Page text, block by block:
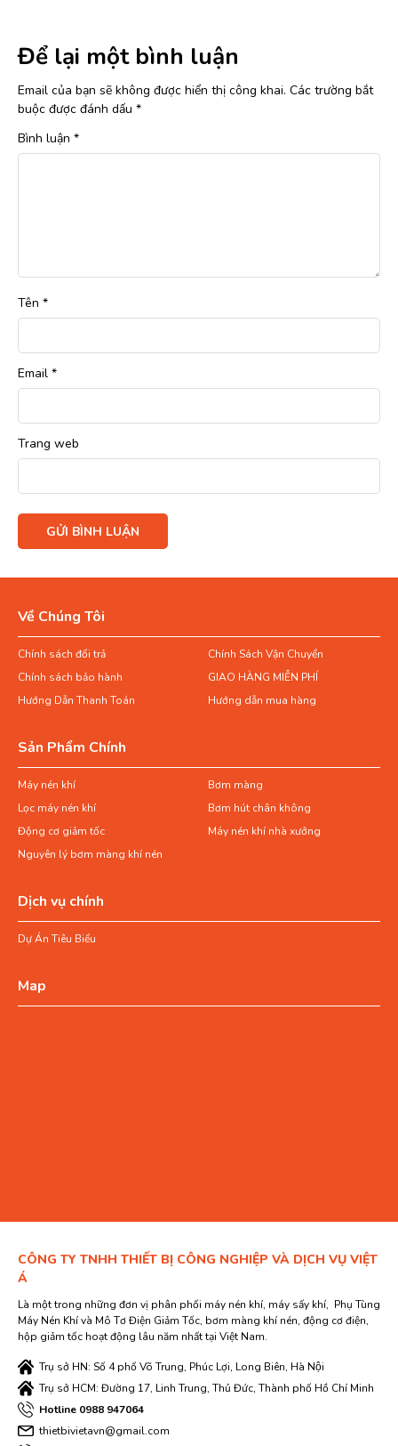
Để lại một bình luận
Email của bạn sẽ không được hiển thị công khai. Các trường bắt
buộc được đánh dấu *
Bình luận *
Tên *
Email *
Trang web
Về Chúng Tôi
Chính sách đổi trả
Chính Sách Vận Chuyển
Chính sách bảo hành
GIAO HÀNG MIỄN PHÍ
Hướng Dẫn Thanh Toán
Hướng dẫn mua hàng
Sản Phẩm Chính
Máy nén khí
Bơm màng
Lọc máy nén khí
Bơm hút chân không
Động cơ giảm tốc
Máy nén khí nhà xưởng
Nguyên lý bơm màng khí nén
Dịch vụ chính
Dự Án Tiêu Biểu
Map
CÔNG TY TNHH THIẾT BỊ CÔNG NGHIỆP VÀ DỊCH VỤ VIỆT
Á
Là một trong những đơn vị phân phối máy nén khí, máy sấy khí, Phụ Tùng
Máy Nén Khí và Mô Tơ Điện Giảm Tốc, bơm màng khí nén, động cơ điện,
hộp giảm tốc hoạt động lâu năm nhất tại Việt Nam.
Trụ sở HN: Số 4 phố Võ Trung, Phúc Lợi, Long Biên, Hà Nội
Trụ sở HCM: Đường 17, Linh Trung, Thủ Đức, Thành phố Hồ Chí Minh
Hotline 0988 947064
thietbivietavn@gmail.com